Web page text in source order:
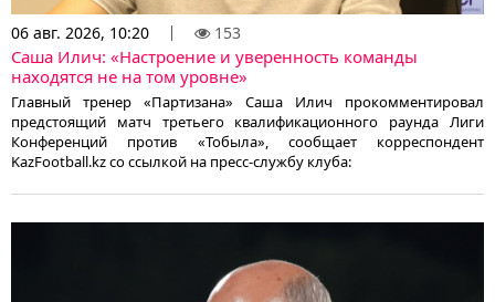
06 авг. 2026, 10:20 153
Саша Илич: «Настроение и уверенность команды
находятся не на том уровне»
Главный тренер «Партизана» Саша Илич прокомментировал
предстоящий матч третьего квалификационного раунда Лиги
Конференций против «Тобыла», сообщает корреспондент
KazFootball.kz со ссылкой на пресс-службу клуба: